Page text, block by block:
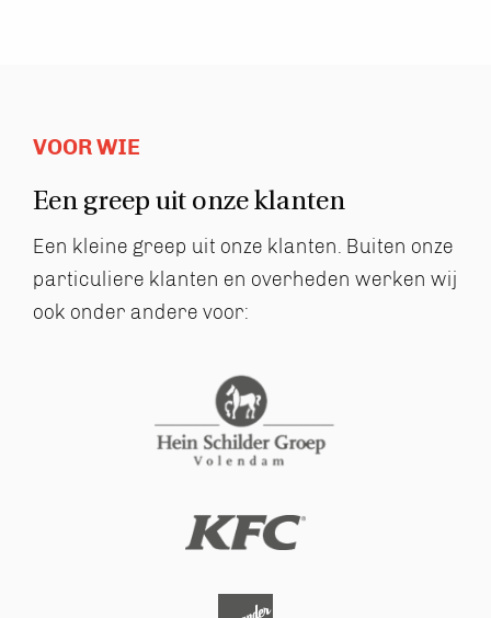
VOOR WIE
Een greep uit onze klanten
Een kleine greep uit onze klanten. Buiten onze
particuliere klanten en overheden werken wij
ook onder andere voor: